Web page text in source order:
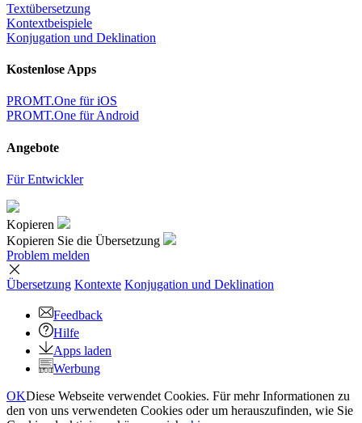
Textübersetzung
Kontextbeispiele
Konjugation und Deklination
Kostenlose Apps
PROMT.One für iOS
PROMT.One für Android
Angebote
Für Entwickler
Kopieren
Kopieren Sie die Übersetzung
Problem melden
Übersetzung Kontexte Konjugation und Deklination
Feedback
Hilfe
Apps laden
Werbung
OKDiese Webseite verwendet Cookies. Für mehr Informationen zu
den von uns verwendeten Cookies oder um herauszufinden, wie Sie